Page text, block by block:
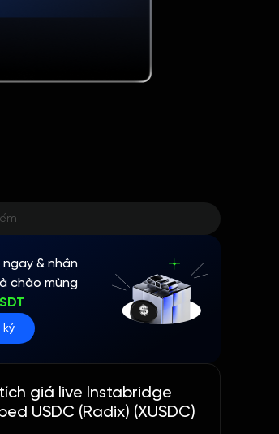
& nhận
chào mừng
ký
giá live Instabridge
USDC (Radix) (XUSDC)